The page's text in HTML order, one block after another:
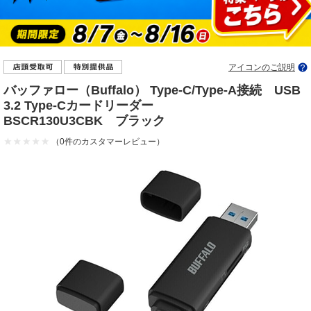
アイコンのご説明
バッファロー（Buffalo） Type-C/Type-A接続 USB
3.2 Type-Cカードリーダー
BSCR130U3CBK ブラック
（0件のカスタマーレビュー）